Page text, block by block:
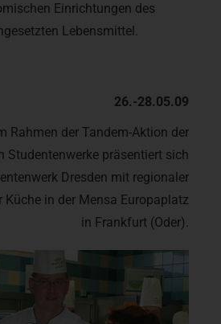
Einrichtungen des
Lebensmittel.
26.-28.05.09
Rahmen der Tandem-Aktion der
Studentenwerke präsentiert sich
Dresden mit regionaler
Küche in der Mensa Europaplatz
in Frankfurt (Oder).